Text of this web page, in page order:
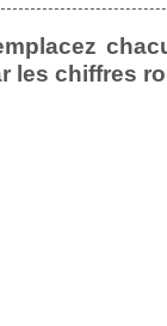
les chiffres